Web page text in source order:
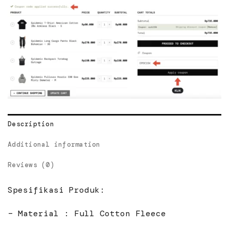
Description
Additional information
Reviews (0)
Spesifikasi Produk:
– Material : Full Cotton Fleece